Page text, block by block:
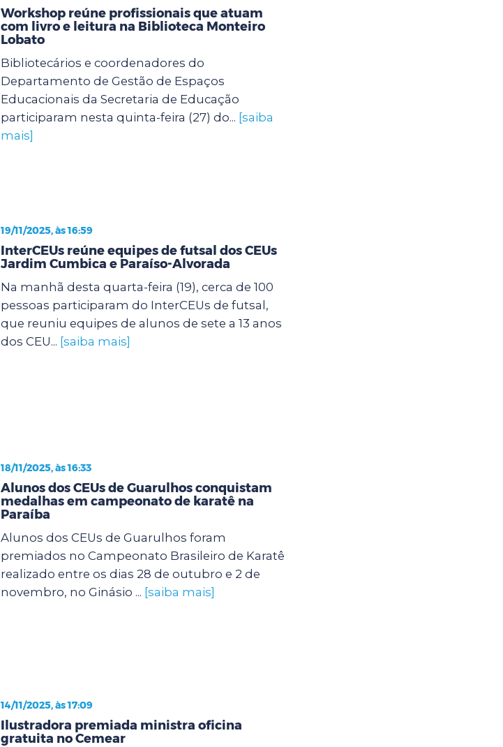
Workshop reúne profissionais que atuam
com livro e leitura na Biblioteca Monteiro
Lobato
Bibliotecários e coordenadores do
Departamento de Gestão de Espaços
Educacionais da Secretaria de Educação
participaram nesta quinta-feira (27) do... [saiba
mais]
19/11/2025, às 16:59
InterCEUs reúne equipes de futsal dos CEUs
Jardim Cumbica e Paraíso-Alvorada
Na manhã desta quarta-feira (19), cerca de 100
pessoas participaram do InterCEUs de futsal,
que reuniu equipes de alunos de sete a 13 anos
dos CEU... [saiba mais]
18/11/2025, às 16:33
Alunos dos CEUs de Guarulhos conquistam
medalhas em campeonato de karatê na
Paraíba
Alunos dos CEUs de Guarulhos foram
premiados no Campeonato Brasileiro de Karatê
realizado entre os dias 28 de outubro e 2 de
novembro, no Ginásio ... [saiba mais]
14/11/2025, às 17:09
Ilustradora premiada ministra oficina
gratuita no Cemear